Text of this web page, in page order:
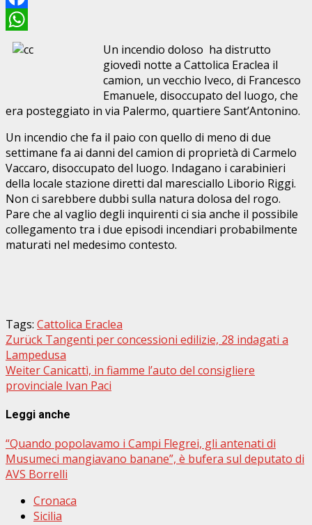
Facebook
WhatsApp
Un incendio doloso ha distrutto
giovedì notte a Cattolica Eraclea il
camion, un vecchio Iveco, di Francesco
Emanuele, disoccupato del luogo, che
era posteggiato in via Palermo, quartiere Sant’Antonino.
Un incendio che fa il paio con quello di meno di due
settimane fa ai danni del camion di proprietà di Carmelo
Vaccaro, disoccupato del luogo. Indagano i carabinieri
della locale stazione diretti dal maresciallo Liborio Riggi.
Non ci sarebbere dubbi sulla natura dolosa del rogo.
Pare che al vaglio degli inquirenti ci sia anche il possibile
collegamento tra i due episodi incendiari probabilmente
maturati nel medesimo contesto.
Tags: Cattolica Eraclea
Beitragsnavigation
Zurück Tangenti per concessioni edilizie, 28 indagati a
Lampedusa
WeiterCanicattì, in fiamme l’auto del consigliere
provinciale Ivan Paci
Leggi anche
“Quando popolavamo i Campi Flegrei, gli antenati di
Musumeci mangiavano banane”, è bufera sul deputato di
AVS Borrelli
Cronaca
Sicilia